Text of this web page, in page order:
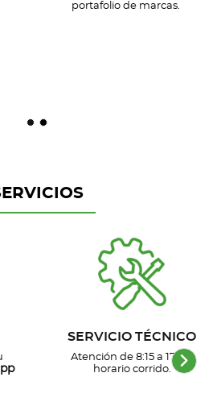
portafolio de marcas.
SERVICIO TÉCNICO
Atención de 8:15 a 17 hs,
horario corrido.